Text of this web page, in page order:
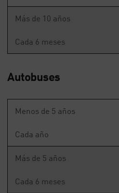
Más de 10 años
Cada 6 meses
Autobuses
Menos de 5 años
Cada año
Más de 5 años
Cada 6 meses